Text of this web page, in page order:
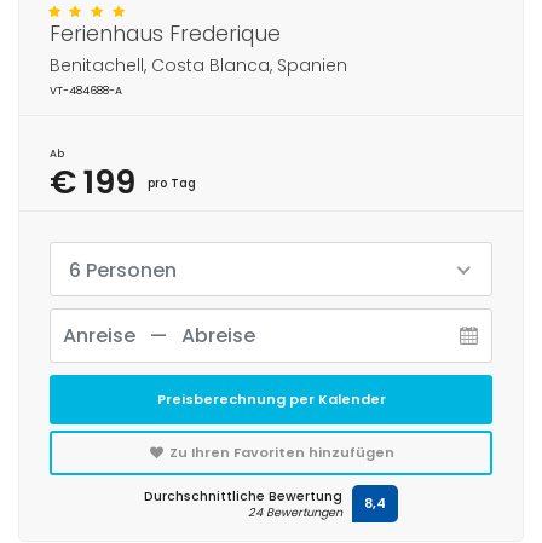
Ferienhaus Frederique
Benitachell, Costa Blanca, Spanien
VT-484688-A
Ab
€ 199 pro Tag
6 Personen
Preisberechnung per Kalender
Zu Ihren Favoriten hinzufügen
Durchschnittliche Bewertung
24 Bewertungen 8,4